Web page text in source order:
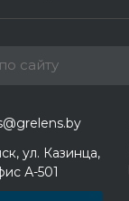
ул. Казинца,
А-501